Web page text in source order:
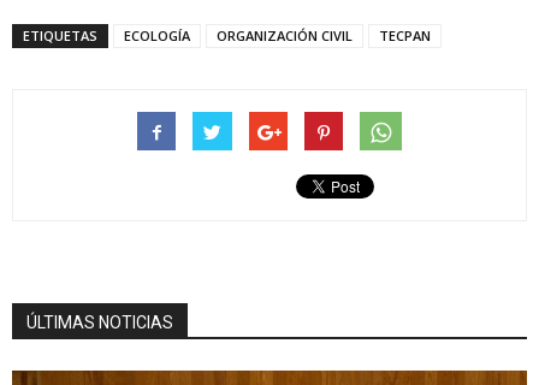
ETIQUETAS ECOLOGÍA ORGANIZACIÓN CIVIL TECPAN
ÚLTIMAS NOTICIAS